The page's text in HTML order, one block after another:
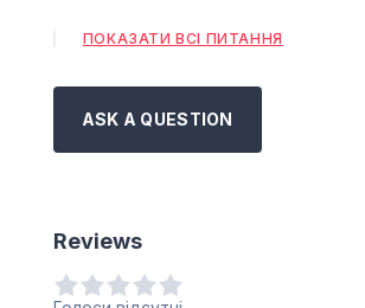
ПОКАЗАТИ ВСІ ПИТАННЯ
ASK A QUESTION
Reviews